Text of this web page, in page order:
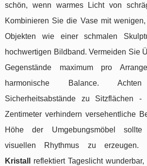
schön, wenn warmes Licht von
Kombinieren Sie die Vase mit
Objekten wie einer schmalen
hochwertigen Bildband. Vermeiden Sie
Gegenstände maximum pro
harmonische Balance.
Sicherheitsabstände zu Sitzflächen -
Zentimeter verhindern versehentliche
Höhe der Umgebungsmöbel
visuellen Rhythmus zu erzeugen.
Kristall
reflektiert Tageslicht